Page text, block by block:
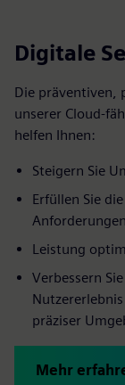
Digitale
Die präventiven,
unserer Cloud-
helfen Ihnen:
Steigern Sie
Erfüllen Sie
Anforderungen
Leistung
Verbessern
präziser
Mehr